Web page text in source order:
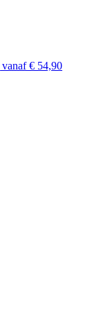
vanaf € 54,90